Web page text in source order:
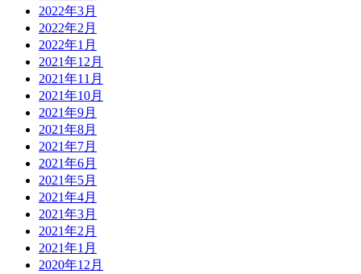
2022年3月
2022年2月
2022年1月
2021年12月
2021年11月
2021年10月
2021年9月
2021年8月
2021年7月
2021年6月
2021年5月
2021年4月
2021年3月
2021年2月
2021年1月
2020年12月